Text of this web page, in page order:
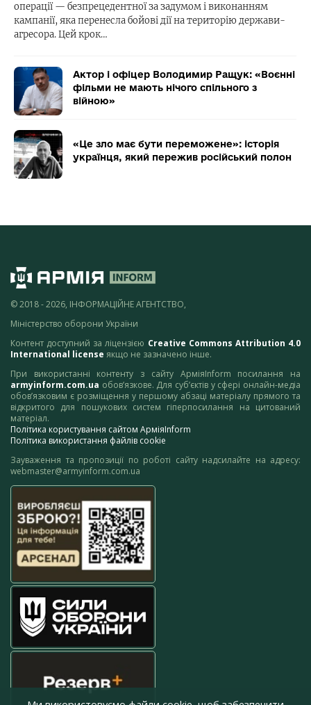
операції — безпрецедентної за задумом і виконанням
кампанії, яка перенесла бойові дії на територію держави-
агресора. Цей крок…
Актор і офіцер Володимир Ращук: «Воєнні
фільми не мають нічого спільного з
війною»
«Це зло має бути переможене»: історія
українця, який пережив російський полон
© 2018 - 2026, ІНФОРМАЦІЙНЕ АГЕНТСТВО,
Міністерство оборони України
Контент доступний за ліцензією Creative Commons Attribution 4.0
International license якщо не зазначено інше.
При використанні контенту з сайту АрміяInform посилання на
armyinform.com.ua обов’язкове. Для суб’єктів у сфері онлайн-медіа
обов’язковим є розміщення у першому абзаці матеріалу прямого та
відкритого для пошукових систем гіперпосилання на цитований
матеріал.
Політика користування сайтом АрміяInform
Політика використання файлів cookie
Зауваження та пропозиції по роботі сайту надсилайте на адресу:
webmaster@armyinform.com.ua